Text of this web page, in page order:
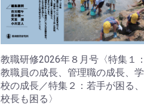
教職研修2026年８月号〈特集１：
教職員の成長、管理職の成長、学
校の成長／特集２：若手が困る、
校長も困る〉